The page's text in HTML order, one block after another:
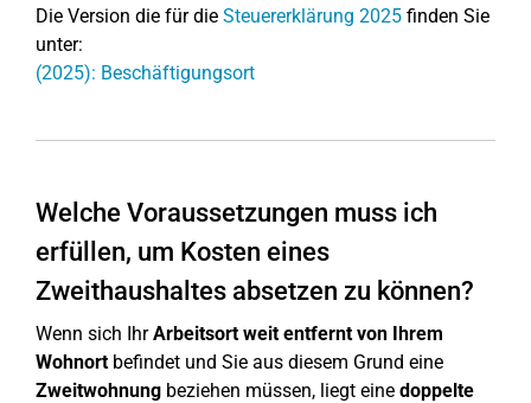
Die Version die für die Steuererklärung 2025 finden Sie
unter:
(2025): Beschäftigungsort
Welche Voraussetzungen muss ich
erfüllen, um Kosten eines
Zweithaushaltes absetzen zu können?
Wenn sich IhrArbeitsort weit entfernt von Ihrem
Wohnortbefindet und Sie aus diesem Grund eine
Zweitwohnung beziehen müssen, liegt eine doppelte